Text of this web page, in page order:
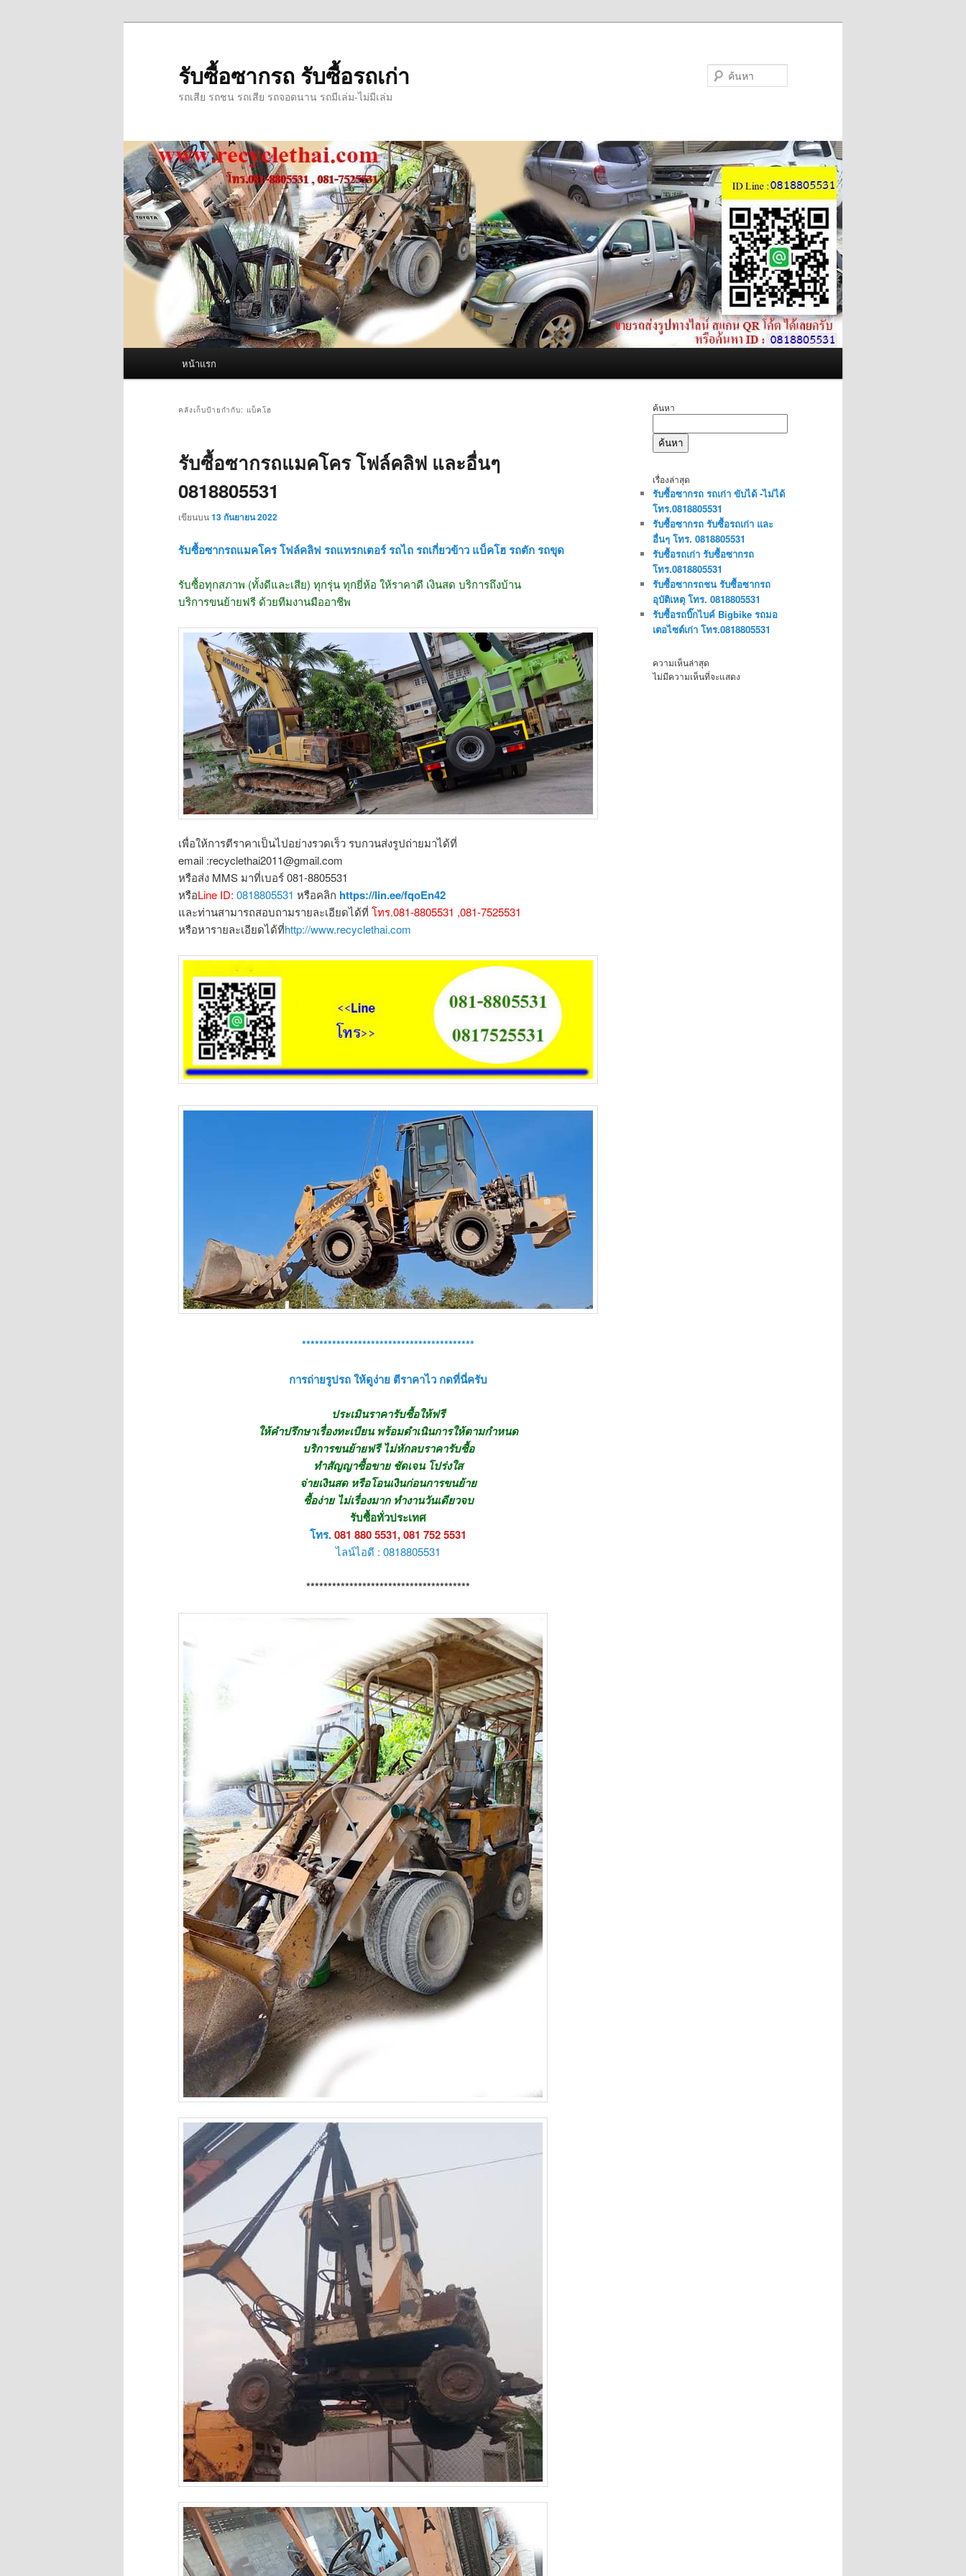
รับซื้อซากรถ รับซื้อรถเก่า
รถเสีย รถชน รถเสีย รถจอดนาน รถมีเล่ม-ไม่มีเล่ม
หน้าแรก
คลังเก็บป้ายกำกับ: แบ็คโฮ
รับซื้อซากรถแมคโคร โฟล์คลิฟ และอื่นๆ
0818805531
เขียนบน13 กันยายน 2022
รับซื้อซากรถแมคโคร โฟล์คลิฟ รถแทรกเตอร์ รถไถ รถเกี่ยวข้าว แบ็คโฮ รถตัก รถขุด
รับซื้อทุกสภาพ (ทั้งดีและเสีย) ทุกรุ่น ทุกยี่ห้อ ให้ราคาดี เงินสด บริการถึงบ้าน
บริการขนย้ายฟรี ด้วยทีมงานมืออาชีพ
เพื่อให้การตีราคาเป็นไปอย่างรวดเร็ว รบกวนส่งรูปถ่ายมาได้ที่
email :recyclethai2011@gmail.com
หรือส่ง MMS มาที่เบอร์ 081-8805531
หรือLine ID: 0818805531 หรือคลิก https://lin.ee/fqoEn42
และท่านสามารถสอบถามรายละเอียดได้ที่ โทร.081-8805531 ,081-7525531
หรือหารายละเอียดได้ที่http://www.recyclethai.com
****************************************
การถ่ายรูปรถ ให้ดูง่าย ตีราคาไว กดที่นี่ครับ
ประเมินราคารับซื้อให้ฟรี
ให้คำปรึกษาเรื่องทะเบียน พร้อมดำเนินการให้ตามกำหนด
บริการขนย้ายฟรี ไม่หักลบราคารับซื้อ
ทำสัญญาซื้อขาย ชัดเจน โปร่งใส
จ่ายเงินสด หรือโอนเงินก่อนการขนย้าย
ซื้อง่าย ไม่เรื่องมาก ทำงานวันเดียวจบ
รับซื้อทั่วประเทศ
โทร.081 880 5531, 081 752 5531
ไลน์ไอดี : 0818805531
**************************************
ค้นหา
ค้นหา
เรื่องล่าสุด
รับซื้อซากรถ รถเก่า ขับได้ -ไม่ได้
โทร.0818805531
รับซื้อซากรถ รับซื้อรถเก่า และ
อื่นๆ โทร. 0818805531
รับซื้อรถเก่า รับซื้อซากรถ
โทร.0818805531
รับซื้อซากรถชน รับซื้อซากรถ
อุบัติเหตุ โทร. 0818805531
รับซื้อรถบิ๊กไบค์ Bigbike รถมอ
เตอไซต์เก่า โทร.0818805531
ความเห็นล่าสุด
ไม่มีความเห็นที่จะแสดง